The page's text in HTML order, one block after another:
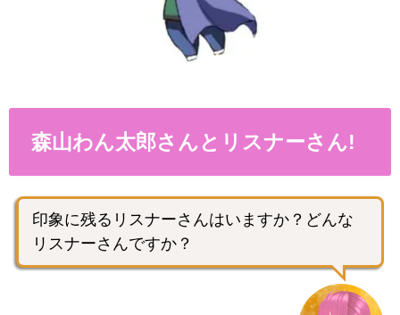
森山わん太郎さんとリスナーさん!
印象に残るリスナーさんはいますか？どんな
リスナーさんですか？